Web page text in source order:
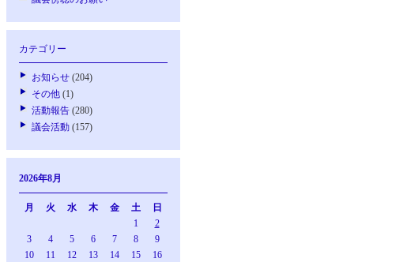
カテゴリー
お知らせ (204)
その他 (1)
活動報告 (280)
議会活動 (157)
2026年8月
月 火 水 木 金 土
日
1
2
3
4 5 6 7 8
9
10
11 12 13 14 15
16